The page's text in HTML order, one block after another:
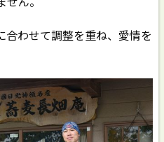
わせて調整を重ね、愛情を